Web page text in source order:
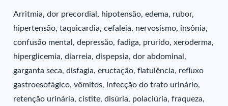
Arritmia, dor precordial, hipotensão, edema, rubor,
hipertensão, taquicardia, cefaleia, nervosismo, insônia,
confusão mental, depressão, fadiga, prurido, xeroderma,
hiperglicemia, diarreia, dispepsia, dor abdominal,
garganta seca, disfagia, eructação, flatulência, refluxo
gastroesofágico, vômitos, infecção do trato urinário,
retenção urinária, cistite, disúria, polaciúria, fraqueza,